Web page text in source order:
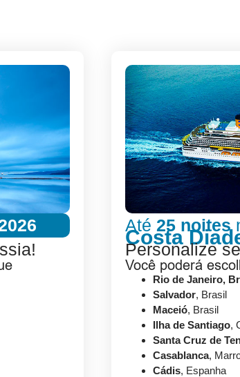
Até 25 noites
Costa
Personalize
Você poderá
Rio de Janeiro,
Salvador, Brasil
Maceió, Brasil
Ilha de Santiago,
Santa Cruz de
Casablanca,
Cádis, Espanha